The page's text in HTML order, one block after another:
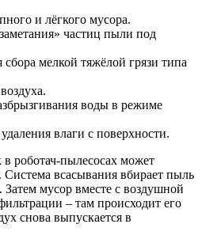
и лёгкого мусора.
частиц пыли под
мелкой тяжёлой грязи типа
воды в режиме
влаги с поверхности.
роботач-пылесосах может
Система всасывания вбирает пыль
мусор вместе с воздушной
– там происходит его
снова выпускается в